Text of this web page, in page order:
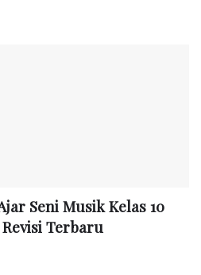
Seni Musik Kelas 10
Terbaru